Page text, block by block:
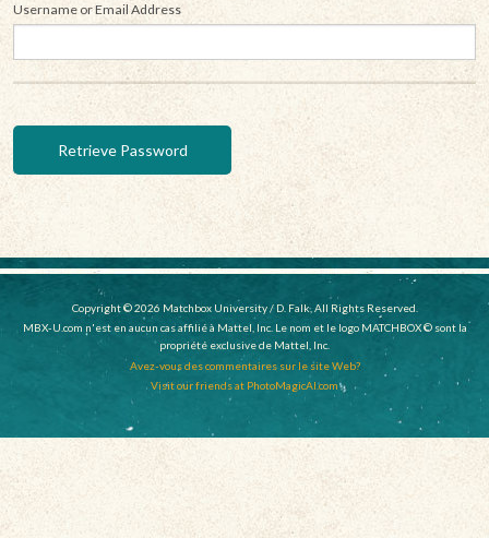
Username or Email Address
Copyright © 2026 Matchbox University / D. Falk, All Rights Reserved.
MBX-U.com n'est en aucun cas affilié à Mattel, Inc. Le nom et le logo MATCHBOX © sont la
propriété exclusive de Mattel, Inc.
Avez-vous des commentaires sur le site Web?
Visit our friends at PhotoMagicAI.com